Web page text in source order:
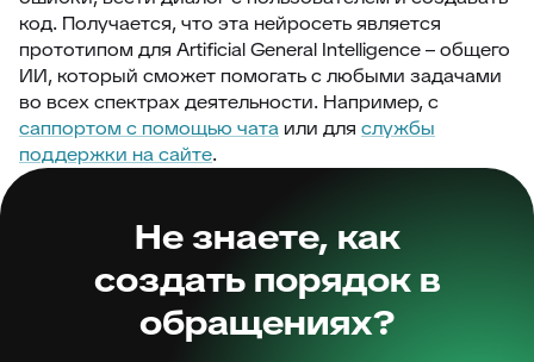
код. Получается, что эта нейросеть является
прототипом для Artificial General Intelligence – общего
ИИ, который сможет помогать с любыми задачами
во всех спектрах деятельности. Например, с
саппортом с помощью чата или для службы
поддержки на сайте.
Не знаете, как
создать порядок в
обращениях?